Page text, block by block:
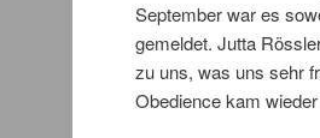
September war es
gemeldet. Jutta
zu uns, was uns sehr
Obedience kam